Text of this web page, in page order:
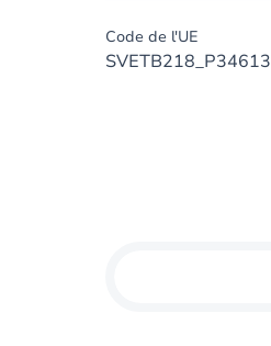
Code de l'UE
SVETB218_P34613